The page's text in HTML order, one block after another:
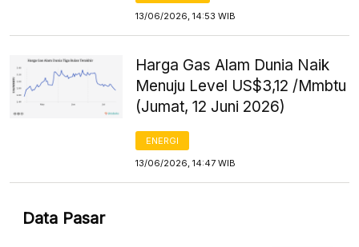
13/06/2026, 14:53 WIB
Harga Gas Alam Dunia Naik
Menuju Level US$3,12 /Mmbtu
(Jumat, 12 Juni 2026)
ENERGI
13/06/2026, 14:47 WIB
Data Pasar